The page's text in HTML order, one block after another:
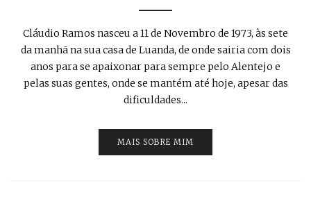
Cláudio Ramos nasceu a 11 de Novembro de 1973, às sete
da manhã na sua casa de Luanda, de onde sairia com dois
anos para se apaixonar para sempre pelo Alentejo e
pelas suas gentes, onde se mantém até hoje, apesar das
dificuldades...
MAIS SOBRE MIM